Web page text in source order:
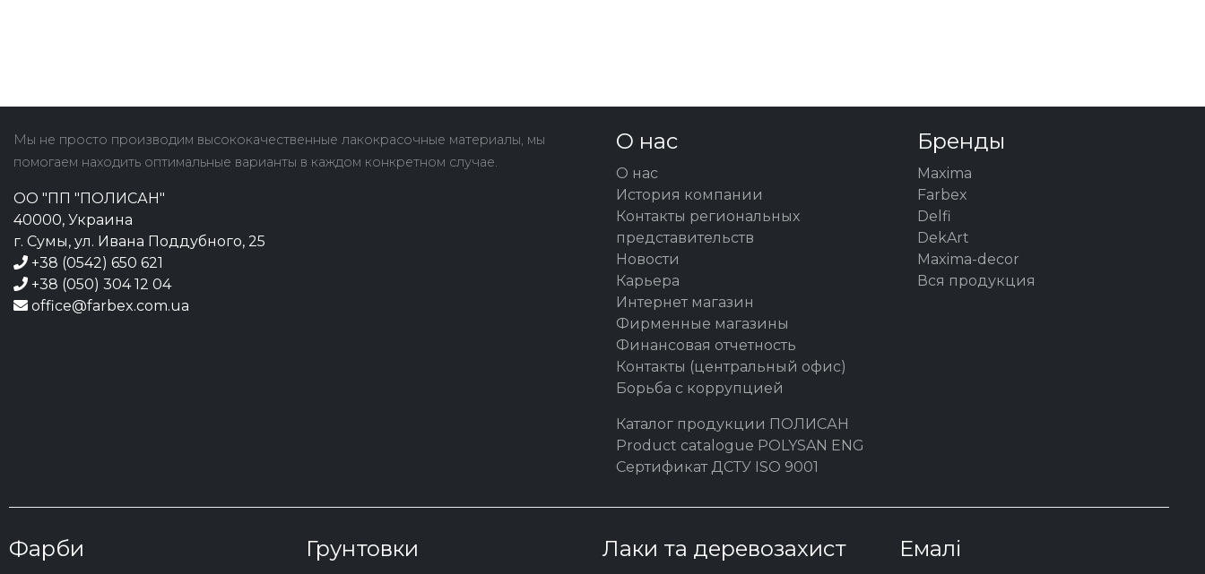
Мы не просто производим высококачественные лакокрасочные материалы, мы
помогаем находить оптимальные варианты в каждом конкретном случае.
ОО "ПП "ПОЛИСАН"
40000, Украина
г. Сумы, ул. Ивана Поддубного, 25
+38 (0542) 650 621
+38 (050) 304 12 04
office@farbex.com.ua
О нас
О нас
История компании
Контакты региональных
представительств
Новости
Карьера
Интернет магазин
Фирменные магазины
Финансовая отчетность
Контакты (центральный офис)
Борьба с коррупцией
Каталог продукции ПОЛИСАН
Product catalogue POLYSAN ENG
Сертификат ДСТУ ISO 9001
Бренды
Maxima
Farbex
Delfi
DekArt
Maxima-decor
Вся продукция
Фарби Грунтовки Лаки та деревозахист Емалі